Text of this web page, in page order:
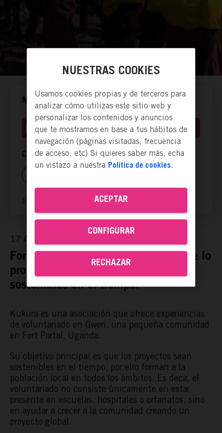
MANERAS DE ACTUAR.
Hacer voluntariado
Compartir ya es actuar:
Ir a la página web
17 Abr, 2024
Formar a la población local para que lo
proyectos de voluntariado sean
sostenibles en el tiempo.
Kukura es una asociación que ofrece experiencias
de voluntariado en Gweri, una pequeña comunidad
en Fort Portal, Uganda.
Su objetivo principal es que los proyectos sean
sostenibles en el tiempo, por ello forman a la
población local en todos los ámbitos. Es decir, el
voluntariado no consiste únicamente en estar
presente en escuelas, hospitales o orfanatos, sino
en ayudar a crecer a la comunidad creando un
proyecto global.
NUESTRAS COOKIES
Usamos cookies propias y de terceros para
analizar cómo utilizas este sitio web y
personalizar los contenidos y anuncios
que te mostramos en base a tus hábitos de
navegación (páginas visitadas, frecuencia
de acceso, etc) Si quieres saber más, echa
un vistazo a nuestra Política de cookies.
RECHAZAR
ACEPTAR
CONFIGURAR